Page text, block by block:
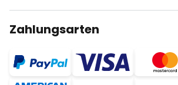
Zahlungsarten